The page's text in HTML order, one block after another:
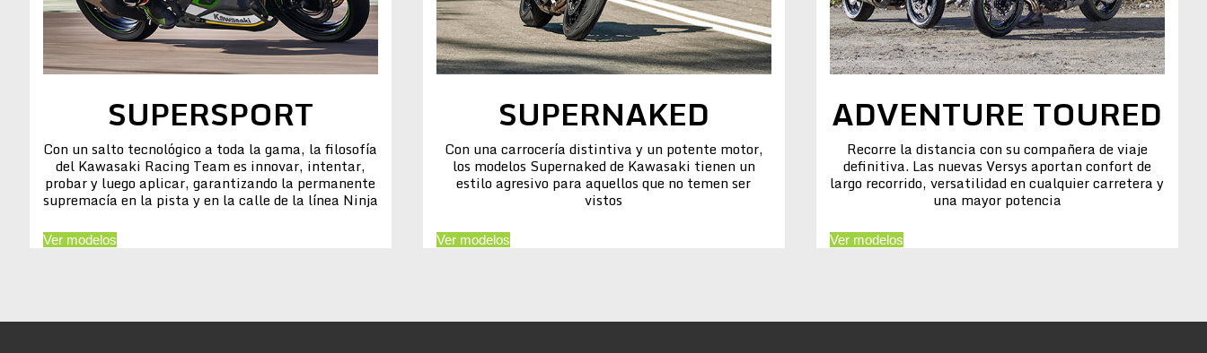
SUPERSPORT
Con un salto tecnológico a toda la gama, la filosofía
del Kawasaki Racing Team es innovar, intentar,
probar y luego aplicar, garantizando la permanente
supremacía en la pista y en la calle de la línea Ninja
Ver modelos
SUPERNAKED
Con una carrocería distintiva y un potente motor,
los modelos Supernaked de Kawasaki tienen un
estilo agresivo para aquellos que no temen ser
vistos
Ver modelos
ADVENTURE TOURED
Recorre la distancia con su compañera de viaje
definitiva. Las nuevas Versys aportan confort de
largo recorrido, versatilidad en cualquier carretera y
una mayor potencia
Ver modelos